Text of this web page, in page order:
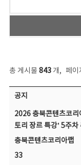
총 게시물 843개, 페이
공지사항 목록 - 번호, 제목, 작성자, 파일, 조회수, 작성일 정보 제공
공지
2026 충북콘텐츠코리
토리 장르 특강’ 5주
충북콘텐츠코리아랩
33